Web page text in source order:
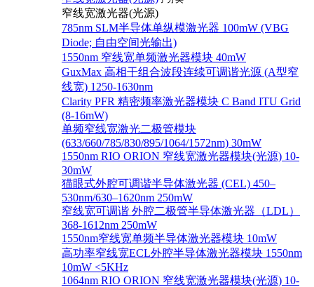
窄线宽激光器(光源)
785nm SLM半导体单纵模激光器 100mW (VBG
Diode; 自由空间光输出)
1550nm 窄线宽单频激光器模块 40mW
GuxMax 高相干组合波段连续可调谐光源 (A型窄
线宽) 1250-1630nm
Clarity PFR 精密频率激光器模块 C Band ITU Grid
(8-16mW)
单频窄线宽激光二极管模块
(633/660/785/830/895/1064/1572nm) 30mW
1550nm RIO ORION 窄线宽激光器模块(光源) 10-
30mW
猫眼式外腔可调谐半导体激光器 (CEL) 450–
530nm/630–1620nm 250mW
窄线宽可调谐 外腔二极管半导体激光器（LDL）
368-1612nm 250mW
1550nm窄线宽单频半导体激光器模块 10mW
高功率窄线宽ECL外腔半导体激光器模块 1550nm
10mW <5KHz
1064nm RIO ORION 窄线宽激光器模块(光源) 10-